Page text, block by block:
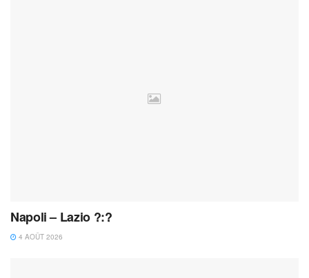
Napoli – Lazio ?:?
4 AOÛT 2026